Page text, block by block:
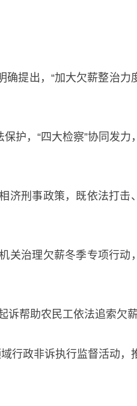
提出，“加大欠薪整治力
护，“四大检察”协同发力
济刑事政策，既依法打击
关治理欠薪冬季专项行动
帮助农民工依法追索欠薪
行政非诉执行监督活动，